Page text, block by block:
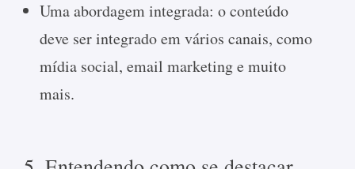
Uma abordagem integrada: o conteúdo
deve ser integrado em vários canais, como
mídia social, email marketing e muito
mais.